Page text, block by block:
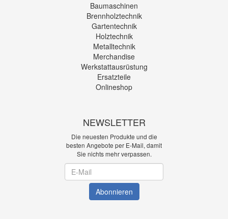
Baumaschinen
Brennholztechnik
Gartentechnik
Holztechnik
Metalltechnik
Merchandise
Werkstattausrüstung
Ersatzteile
Onlineshop
NEWSLETTER
Die neuesten Produkte und die
besten Angebote per E-Mail, damit
Sie nichts mehr verpassen.
Abonnieren